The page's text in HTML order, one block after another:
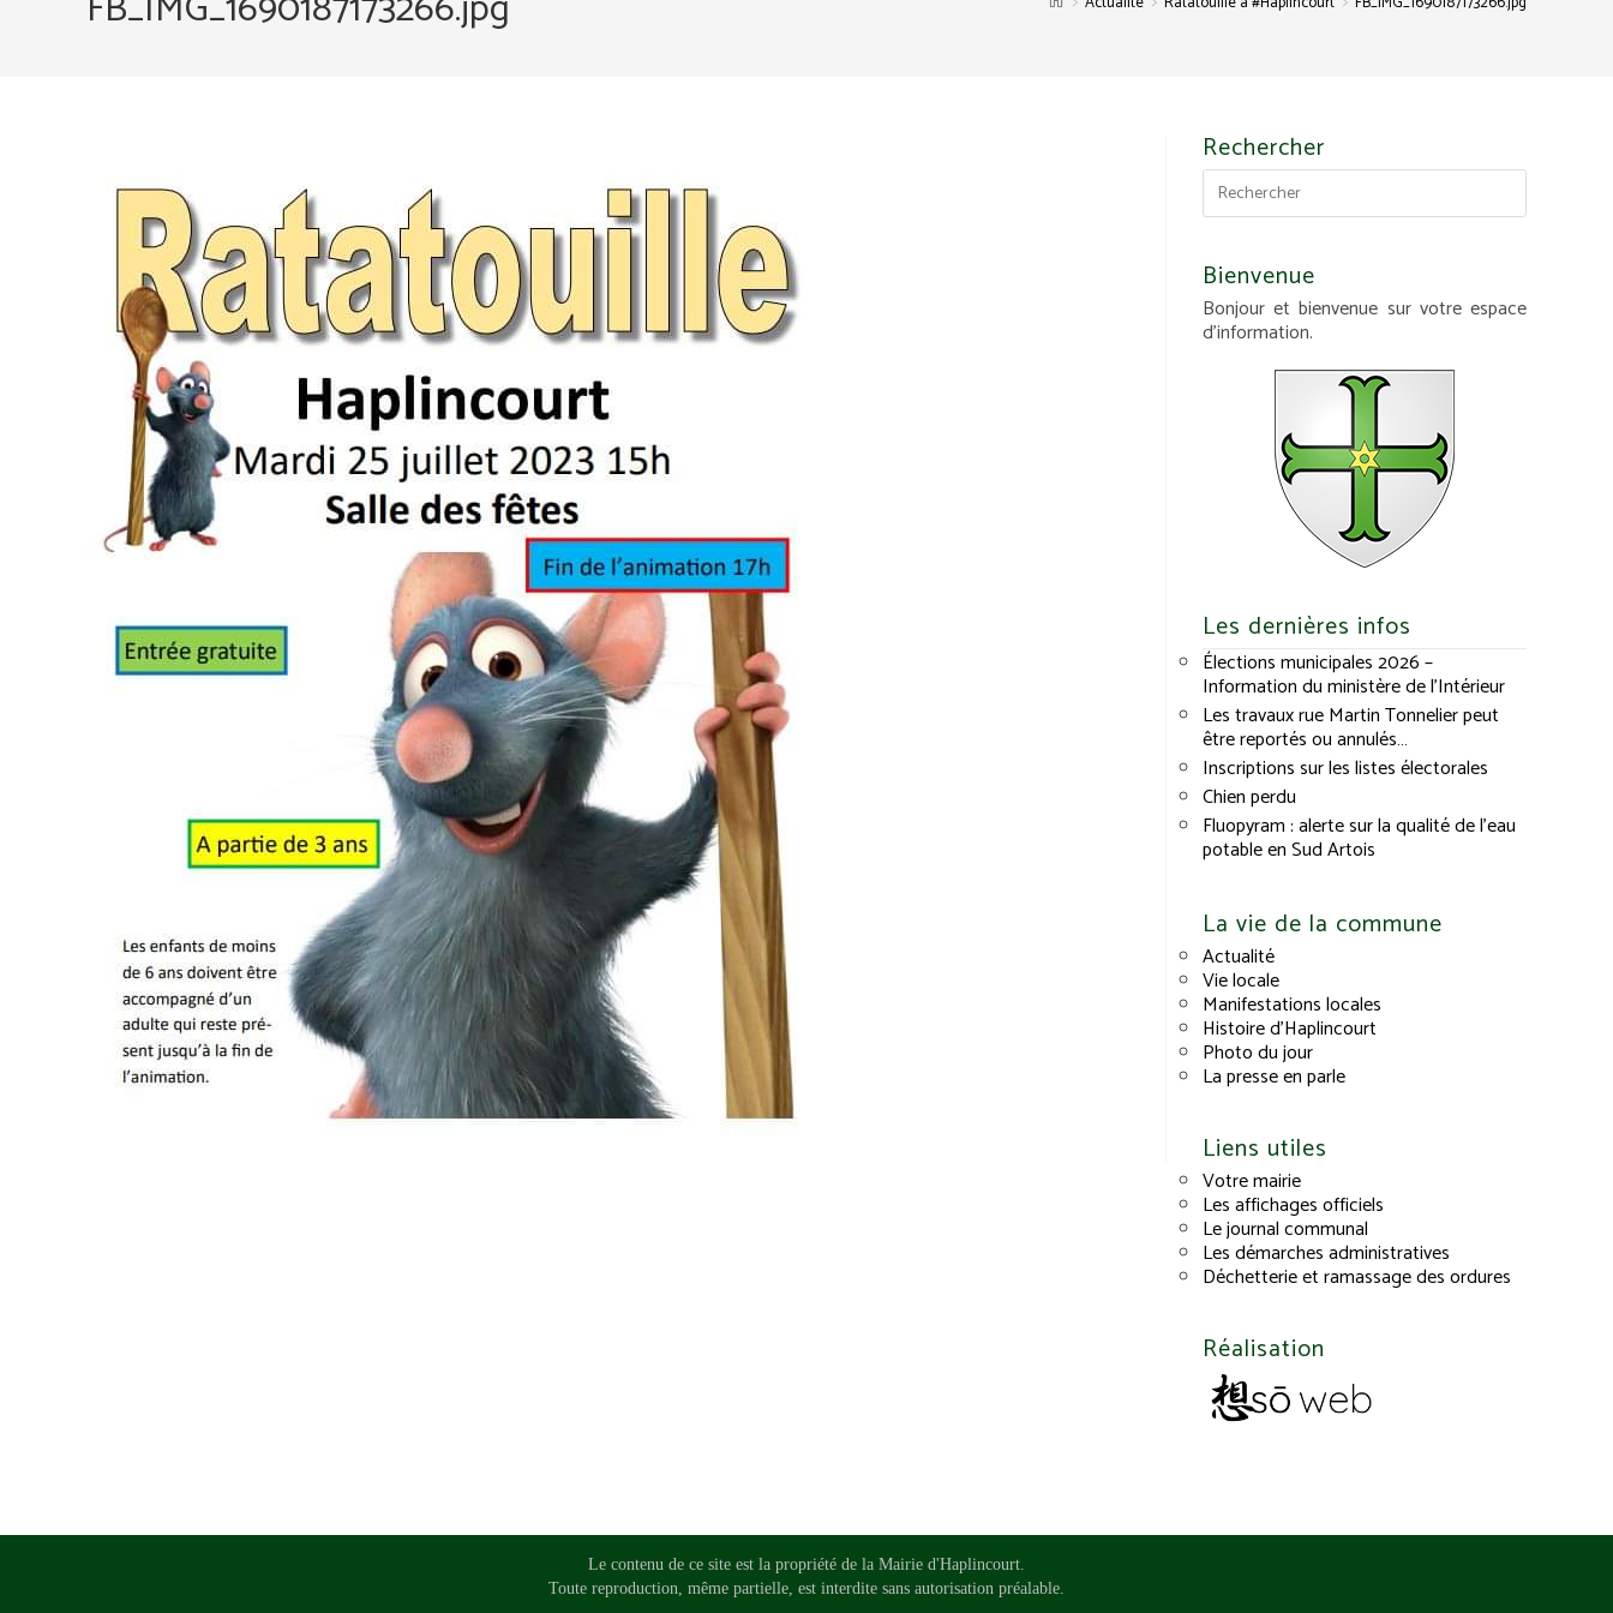
Rechercher
Bienvenue
Bonjour et bienvenue sur votre espace
d'information.
Les dernières infos
Élections municipales 2026 –
Information du ministère de l’Intérieur
Les travaux rue Martin Tonnelier peut
être reportés ou annulés…
Inscriptions sur les listes électorales
Chien perdu
Fluopyram : alerte sur la qualité de l’eau
potable en Sud Artois
La vie de la commune
Actualité
Vie locale
Manifestations locales
Histoire d’Haplincourt
Photo du jour
La presse en parle
Liens utiles
Votre mairie
Les affichages officiels
Le journal communal
Les démarches administratives
Déchetterie et ramassage des ordures
Réalisation
Le contenu de ce site est la propriété de la Mairie d'Haplincourt.
Toute reproduction, même partielle, est interdite sans autorisation préalable.